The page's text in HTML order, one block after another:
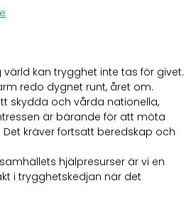
kan trygghet inte tas för givet.
redo dygnet runt, året om.
skydda och vårda nationella,
är bärande för att möta
kräver fortsatt beredskap och
hjälpresurser är vi en
i trygghetskedjan när det